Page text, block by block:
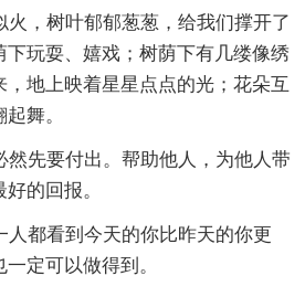
火，树叶郁郁葱葱，给我们撑开了
玩耍、嬉戏；树荫下有几缕像绣
地上映着星星点点的光；花朵互
舞。
然先要付出。帮助他人，为他人带
的回报。
人都看到今天的你比昨天的你更
定可以做得到。